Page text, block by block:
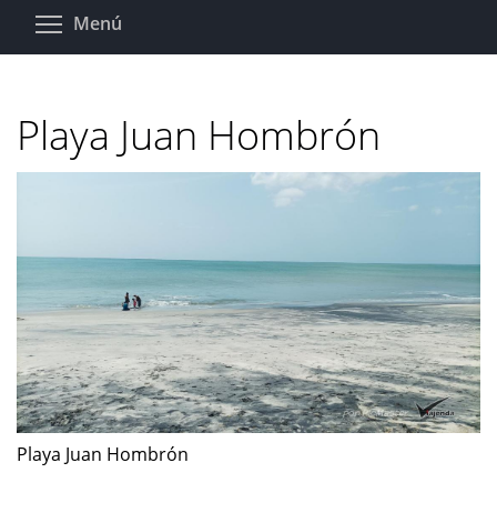
Pasar
Menú
Playa Juan Hombrón
Playa Juan Hombrón